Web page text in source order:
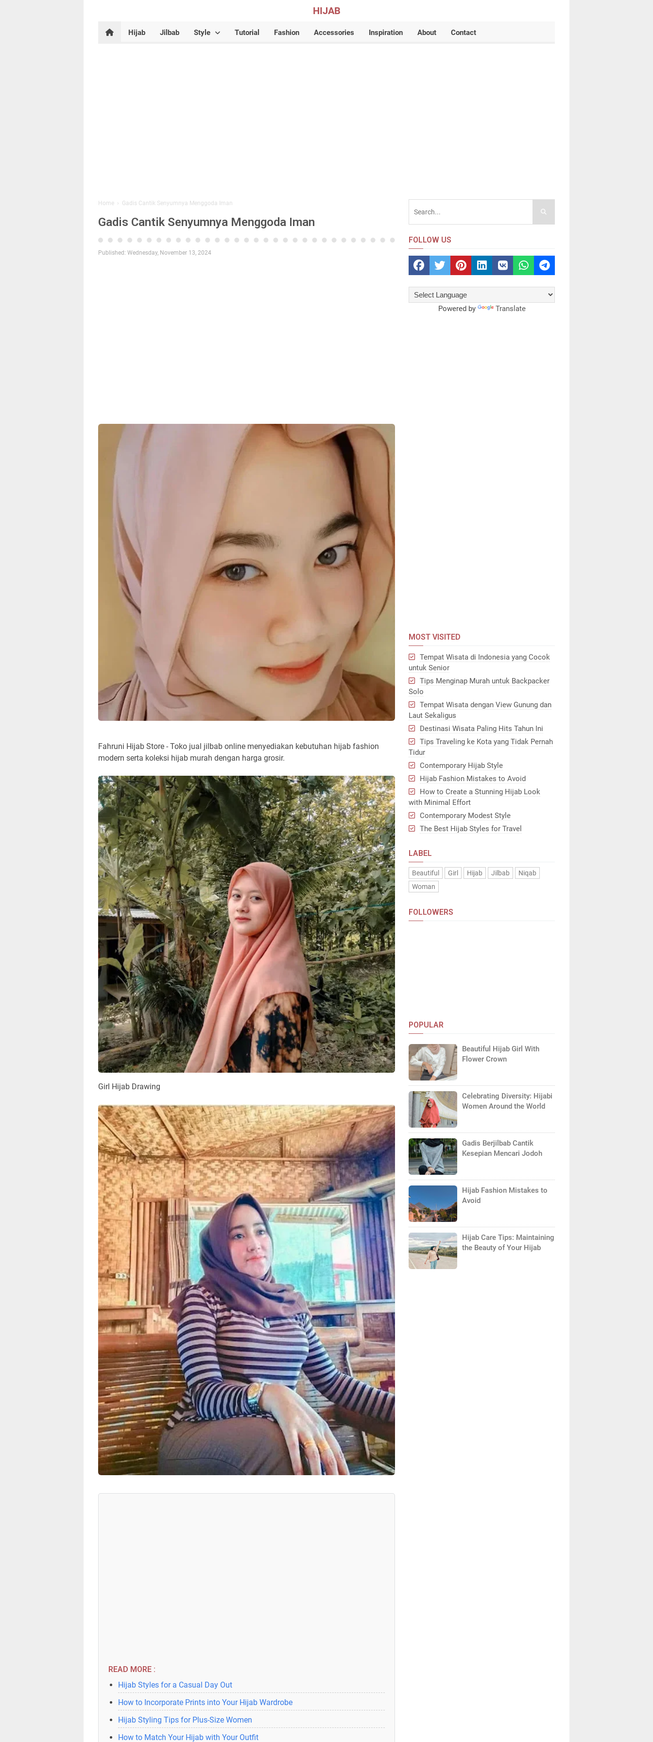
HIJAB
Hijab Jilbab Style Tutorial Fashion Accessories Inspiration About Contact
Home › Gadis Cantik Senyumnya Menggoda Iman
Gadis Cantik Senyumnya Menggoda Iman
Published: Wednesday, November 13, 2024
Fahruni Hijab Store - Toko jual jilbab online menyediakan kebutuhan hijab fashion
modern serta koleksi hijab murah dengan harga grosir.
Girl Hijab Drawing
READ MORE :
Hijab Styles for a Casual Day Out
How to Incorporate Prints into Your Hijab Wardrobe
Hijab Styling Tips for Plus-Size Women
How to Match Your Hijab with Your Outfit
FOLLOW US
Powered by Translate
MOST VISITED
Tempat Wisata di Indonesia yang Cocok
untuk Senior
Tips Menginap Murah untuk Backpacker
Solo
Tempat Wisata dengan View Gunung dan
Laut Sekaligus
Destinasi Wisata Paling Hits Tahun Ini
Tips Traveling ke Kota yang Tidak Pernah
Tidur
Contemporary Hijab Style
Hijab Fashion Mistakes to Avoid
How to Create a Stunning Hijab Look
with Minimal Effort
Contemporary Modest Style
The Best Hijab Styles for Travel
LABEL
Beautiful Girl Hijab Jilbab
Niqab
Woman
FOLLOWERS
POPULAR
Beautiful Hijab Girl With
Flower Crown
Celebrating Diversity: Hijabi
Women Around the World
Gadis Berjilbab Cantik
Kesepian Mencari Jodoh
Hijab Fashion Mistakes to
Avoid
Hijab Care Tips: Maintaining
the Beauty of Your Hijab